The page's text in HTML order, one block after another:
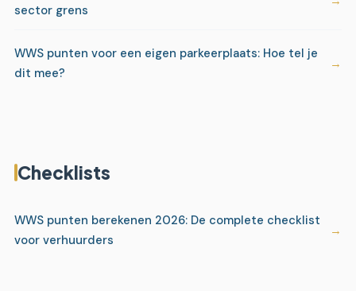
sector grens
WWS punten voor een eigen parkeerplaats: Hoe tel je
dit mee?
Checklists
WWS punten berekenen 2026: De complete checklist
voor verhuurders